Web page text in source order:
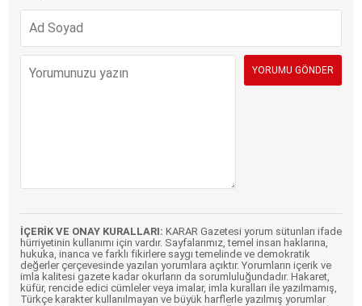
İÇERİK VE ONAY KURALLARI: KARAR Gazetesi yorum sütunları ifade
hürriyetinin kullanımı için vardır. Sayfalarımız, temel insan haklarına,
hukuka, inanca ve farklı fikirlere saygı temelinde ve demokratik
değerler çerçevesinde yazılan yorumlara açıktır. Yorumların içerik ve
imla kalitesi gazete kadar okurların da sorumluluğundadır. Hakaret,
küfür, rencide edici cümleler veya imalar, imla kuralları ile yazılmamış,
Türkçe karakter kullanılmayan ve büyük harflerle yazılmış yorumlar